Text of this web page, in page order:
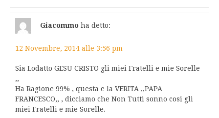
Giacommo ha detto:
12 Novembre, 2014 alle 3:56 pm
Sia Lodatto GESU CRISTO gli miei Fratelli e mie Sorelle
,,
Ha Ragione 99% , questa e la VERITA ,,PAPA
FRANCESCO,, , dicciamo che Non Tutti sonno cosi gli
miei Fratelli e mie Sorelle.